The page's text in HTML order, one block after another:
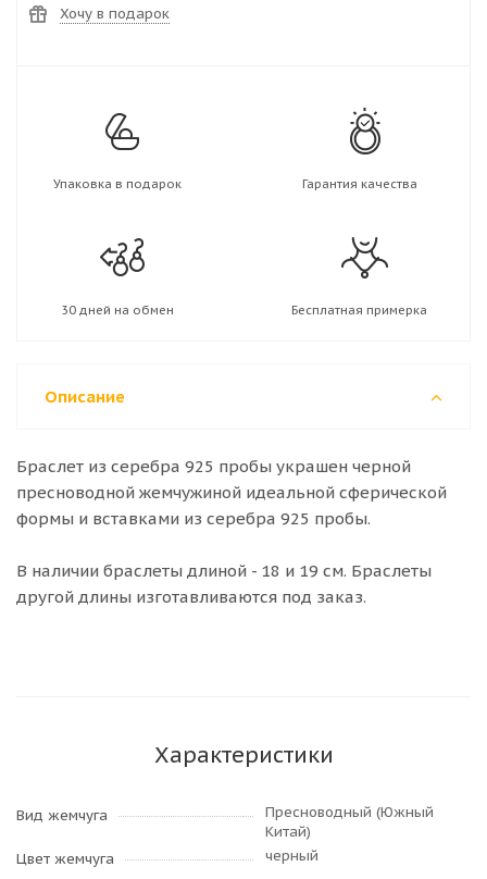
Хочу в подарок
Упаковка в подарок Гарантия качества
30 дней на обмен Бесплатная примерка
Описание
Браслет из серебра 925 пробы украшен черной
пресноводной жемчужиной идеальной сферической
формы и вставками из серебра 925 пробы.
В наличии браслеты длиной - 18 и 19 см. Браслеты
другой длины изготавливаются под заказ.
Характеристики
Вид жемчуга
Пресноводный (Южный
Китай)
Цвет жемчуга
черный